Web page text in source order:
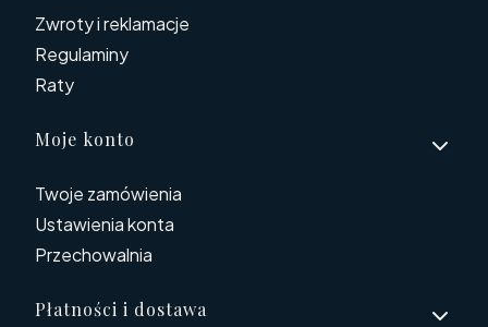
Zwroty i reklamacje
Regulaminy
Raty
Moje konto
Twoje zamówienia
Ustawienia konta
Przechowalnia
Płatności i dostawa